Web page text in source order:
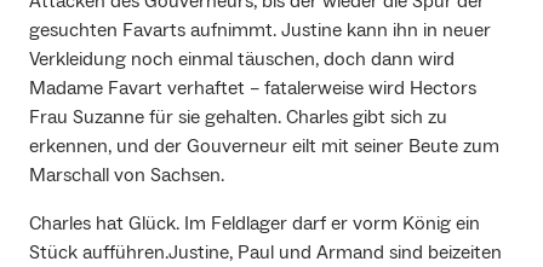
gesuchten Favarts aufnimmt. Justine kann ihn in neuer
Verkleidung noch einmal täuschen, doch dann wird
Madame Favart verhaftet – fatalerweise wird Hectors
Frau Suzanne für sie gehalten. Charles gibt sich zu
erkennen, und der Gouverneur eilt mit seiner Beute zum
Marschall von Sachsen.
Charles hat Glück. Im Feldlager darf er vorm König ein
Stück aufführen.Justine, Paul und Armand sind beizeiten